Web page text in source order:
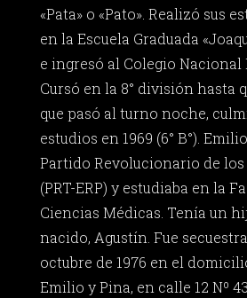
«Pata» o «Pato». Realizó sus
en la Escuela Graduada
e ingresó al Colegio Nacional
Cursó en la 8° división hasta
que pasó al turno noche,
estudios en 1969 (6° B°).
Partido Revolucionario de los
(PRT-ERP) y estudiaba en la
Ciencias Médicas. Tenía un
nacido, Agustín. Fue
octubre de 1976 en el
Emilio y Pina, en calle 12 Nº